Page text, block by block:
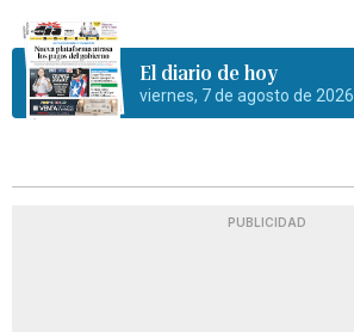
El diario de hoy
viernes, 7 de agosto de 2026
PUBLICIDAD